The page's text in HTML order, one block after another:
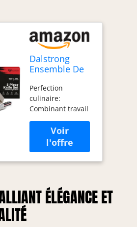
Dalstrong
Ensemble De
- 5pc - Série
Shogun -
Damas - Acier
Super Japonais
AUS-10V -
Poignée G10
Noir
Perfection
culinaire:
Combinant travail
de bois d'expert et
artisanal avec un
design de lame
exceptionnel et
primé, une
impressionnant et
les meilleurs
ÉLÉGANCE ET